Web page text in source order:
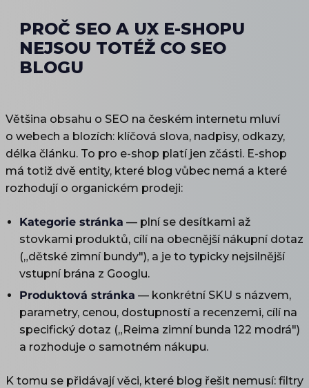
PROČ SEO A UX E-SHOPU
NEJSOU TOTÉŽ CO SEO
BLOGU
Většina obsahu o SEO na českém internetu mluví
o webech a blozích: klíčová slova, nadpisy, odkazy,
délka článku. To pro e-shop platí jen zčásti. E-shop
má totiž dvě entity, které blog vůbec nemá a které
rozhodují o organickém prodeji:
Kategorie stránka — plní se desítkami až
stovkami produktů, cílí na obecnější nákupní dotaz
(„dětské zimní bundy"), a je to typicky nejsilnější
vstupní brána z Googlu.
Produktová stránka — konkrétní SKU s názvem,
parametry, cenou, dostupností a recenzemi, cílí na
specifický dotaz („Reima zimní bunda 122 modrá")
a rozhoduje o samotném nákupu.
K tomu se přidávají věci, které blog řešit nemusí: filtry